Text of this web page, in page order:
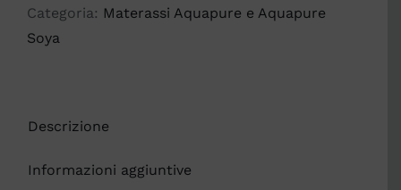
con
Categoria: Materassi Aquapure e Aquapure
Soya
Descrizione
Informazioni aggiuntive